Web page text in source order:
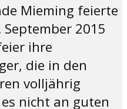
Mieming feierte
2015
ihre
die in den
volljährig
nicht an guten